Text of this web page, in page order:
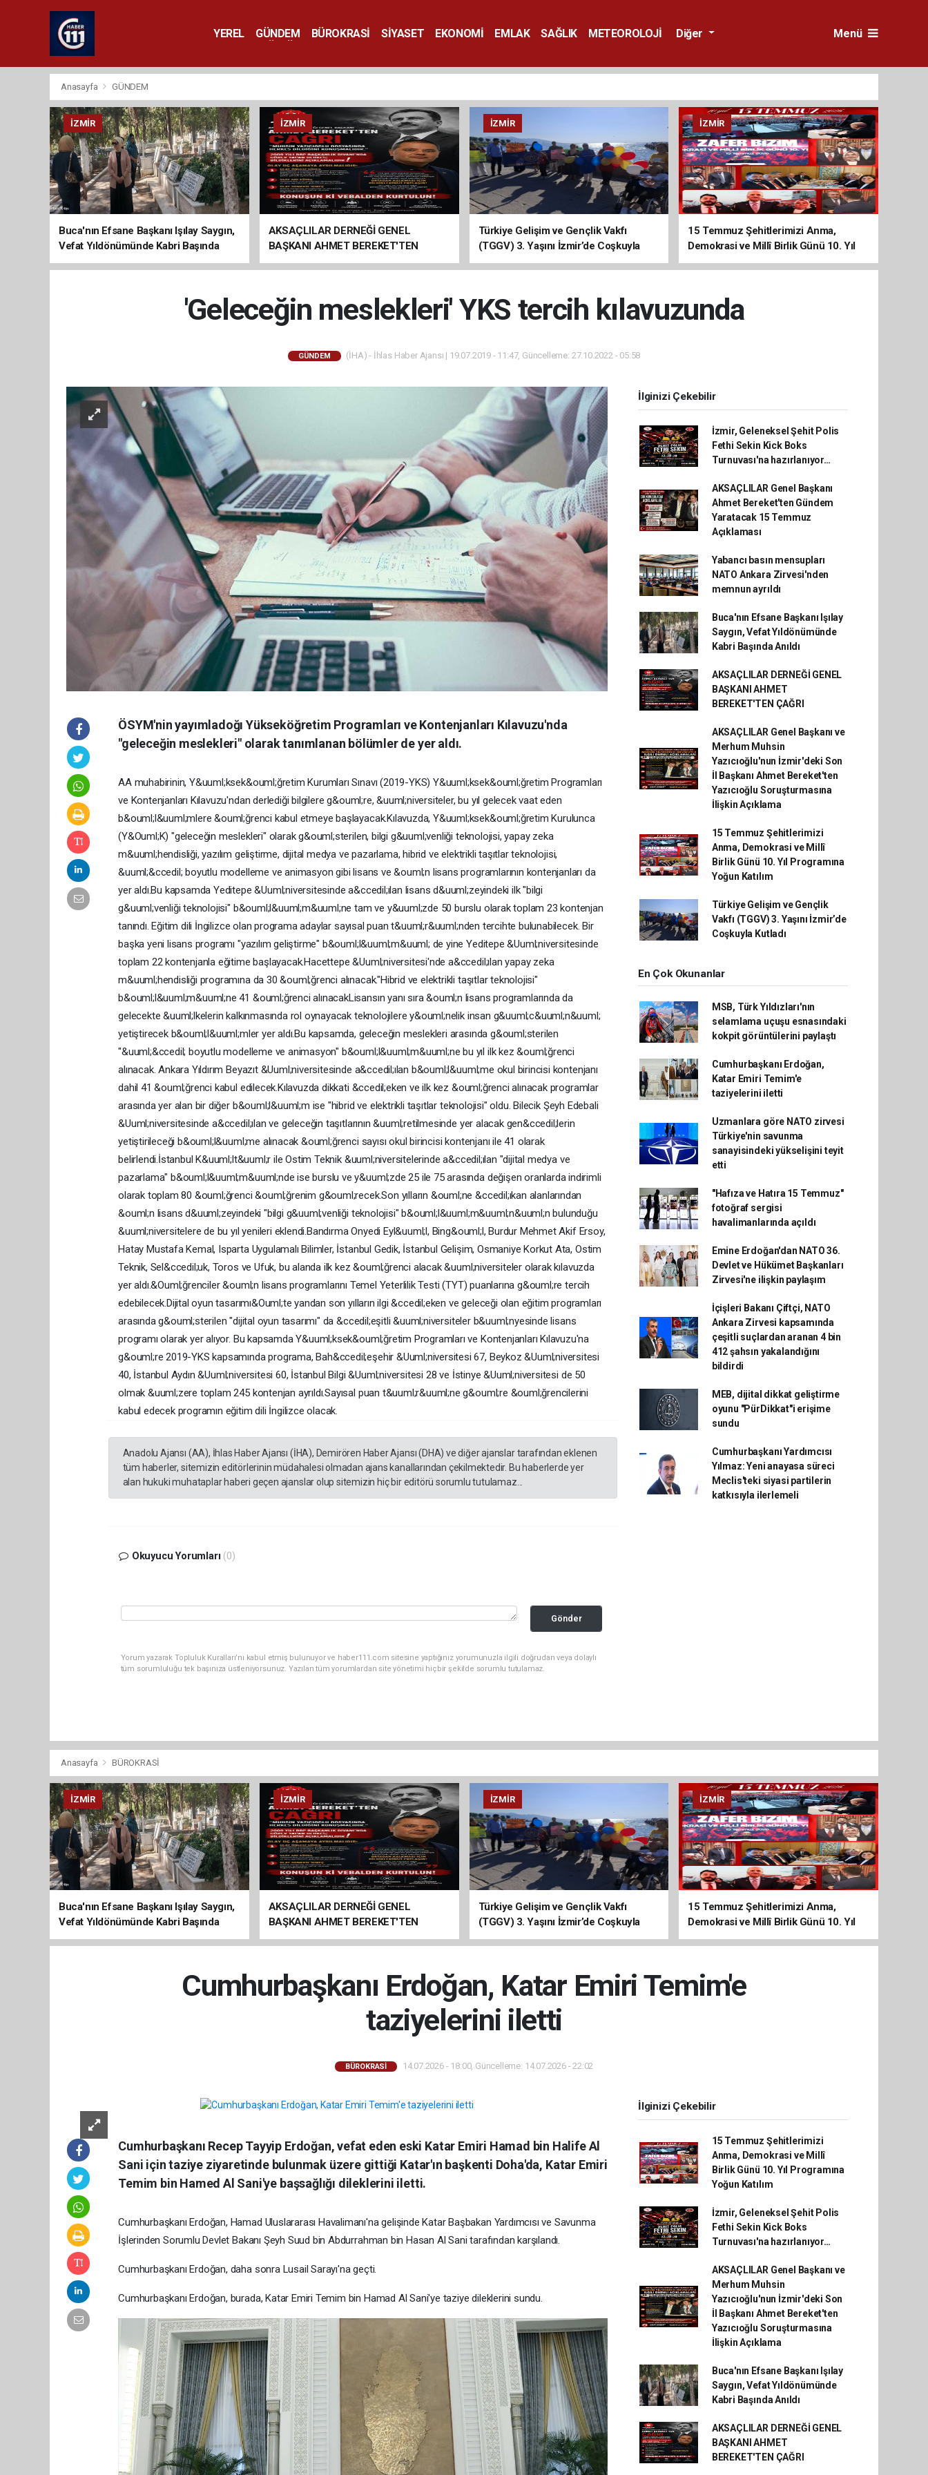
YEREL GÜNDEM BÜROKRASİ SİYASET EKONOMİ EMLAK SAĞLIK
METEOROLOJİ
Diğer Menü
Anasayfa GÜNDEM
İZMIR
Buca'nın Efsane Başkanı Işılay Saygın,
Vefat Yıldönümünde Kabri Başında
Anıldı
İZMIR
AKSAÇLILAR DERNEĞİ GENEL
BAŞKANI AHMET BEREKET'TEN
ÇAĞRI
İZMIR
Türkiye Gelişim ve Gençlik Vakfı
(TGGV) 3. Yaşını İzmir’de Coşkuyla
Kutladı
İZMIR
15 Temmuz Şehitlerimizi Anma,
Demokrasi ve Millî Birlik Günü 10. Yıl
Programına Yoğun Katılım
'Geleceğin meslekleri' YKS tercih kılavuzunda
GÜNDEM (İHA) - İhlas Haber Ajansı | 19.07.2019 - 11:47, Güncelleme: 27.10.2022 - 05:58
ÖSYM'nin yayımladoğı Yükseköğretim Programları ve Kontenjanları Kılavuzu'nda
"geleceğin meslekleri" olarak tanımlanan bölümler de yer aldı.
AA muhabirinin, Y&uuml;ksek&ouml;ğretim Kurumları Sınavı (2019-YKS) Y&uuml;ksek&ouml;ğretim Programları
ve Kontenjanları Kılavuzu'ndan derlediği bilgilere g&ouml;re, &uuml;niversiteler, bu yıl gelecek vaat eden
b&ouml;l&uuml;mlere &ouml;ğrenci kabul etmeye başlayacak.Kılavuzda, Y&uuml;ksek&ouml;ğretim Kurulunca
(Y&Ouml;K) "geleceğin meslekleri" olarak g&ouml;sterilen, bilgi g&uuml;venliği teknolojisi, yapay zeka
m&uuml;hendisliği, yazılım geliştirme, dijital medya ve pazarlama, hibrid ve elektrikli taşıtlar teknolojisi,
&uuml;&ccedil; boyutlu modelleme ve animasyon gibi lisans ve &ouml;n lisans programlarının kontenjanları da
yer aldı.Bu kapsamda Yeditepe &Uuml;niversitesinde a&ccedil;ılan lisans d&uuml;zeyindeki ilk "bilgi
g&uuml;venliği teknolojisi" b&ouml;l&uuml;m&uuml;ne tam ve y&uuml;zde 50 burslu olarak toplam 23 kontenjan
tanındı. Eğitim dili İngilizce olan programa adaylar sayısal puan t&uuml;r&uuml;nden tercihte bulunabilecek. Bir
başka yeni lisans programı "yazılım geliştirme" b&ouml;l&uuml;m&uuml; de yine Yeditepe &Uuml;niversitesinde
toplam 22 kontenjanla eğitime başlayacak.Hacettepe &Uuml;niversitesi'nde a&ccedil;ılan yapay zeka
m&uuml;hendisliği programına da 30 &ouml;ğrenci alınacak."Hibrid ve elektrikli taşıtlar teknolojisi"
b&ouml;l&uuml;m&uuml;ne 41 &ouml;ğrenci alınacakLisansın yanı sıra &ouml;n lisans programlarında da
gelecekte &uuml;lkelerin kalkınmasında rol oynayacak teknolojilere y&ouml;nelik insan g&uuml;c&uuml;n&uuml;
yetiştirecek b&ouml;l&uuml;mler yer aldı.Bu kapsamda, geleceğin meslekleri arasında g&ouml;sterilen
"&uuml;&ccedil; boyutlu modelleme ve animasyon" b&ouml;l&uuml;m&uuml;ne bu yıl ilk kez &ouml;ğrenci
alınacak. Ankara Yıldırım Beyazıt &Uuml;niversitesinde a&ccedil;ılan b&ouml;l&uuml;me okul birincisi kontenjanı
dahil 41 &ouml;ğrenci kabul edilecek.Kılavuzda dikkati &ccedil;eken ve ilk kez &ouml;ğrenci alınacak programlar
arasında yer alan bir diğer b&ouml;l&uuml;m ise "hibrid ve elektrikli taşıtlar teknolojisi" oldu. Bilecik Şeyh Edebali
&Uuml;niversitesinde a&ccedil;ılan ve geleceğin taşıtlarının &uuml;retilmesinde yer alacak gen&ccedil;lerin
yetiştirileceği b&ouml;l&uuml;me alınacak &ouml;ğrenci sayısı okul birincisi kontenjanı ile 41 olarak
belirlendi.İstanbul K&uuml;lt&uuml;r ile Ostim Teknik &uuml;niversitelerinde a&ccedil;ılan "dijital medya ve
pazarlama" b&ouml;l&uuml;m&uuml;nde ise burslu ve y&uuml;zde 25 ile 75 arasında değişen oranlarda indirimli
olarak toplam 80 &ouml;ğrenci &ouml;ğrenim g&ouml;recek.Son yılların &ouml;ne &ccedil;ıkan alanlarından
&ouml;n lisans d&uuml;zeyindeki "bilgi g&uuml;venliği teknolojisi" b&ouml;l&uuml;m&uuml;n&uuml;n bulunduğu
&uuml;niversitelere de bu yıl yenileri eklendi.Bandırma Onyedi Eyl&uuml;l, Bing&ouml;l, Burdur Mehmet Akif Ersoy,
Hatay Mustafa Kemal, Isparta Uygulamalı Bilimler, İstanbul Gedik, İstanbul Gelişim, Osmaniye Korkut Ata, Ostim
Teknik, Sel&ccedil;uk, Toros ve Ufuk, bu alanda ilk kez &ouml;ğrenci alacak &uuml;niversiteler olarak kılavuzda
yer aldı.&Ouml;ğrenciler &ouml;n lisans programlarını Temel Yeterlilik Testi (TYT) puanlarına g&ouml;re tercih
edebilecek.Dijital oyun tasarımı&Ouml;te yandan son yılların ilgi &ccedil;eken ve geleceği olan eğitim programları
arasında g&ouml;sterilen "dijital oyun tasarımı" da &ccedil;eşitli &uuml;niversiteler b&uuml;nyesinde lisans
programı olarak yer alıyor. Bu kapsamda Y&uuml;ksek&ouml;ğretim Programları ve Kontenjanları Kılavuzu'na
g&ouml;re 2019-YKS kapsamında programa, Bah&ccedil;eşehir &Uuml;niversitesi 67, Beykoz &Uuml;niversitesi
40, İstanbul Aydın &Uuml;niversitesi 60, İstanbul Bilgi &Uuml;niversitesi 28 ve İstinye &Uuml;niversitesi de 50
olmak &uuml;zere toplam 245 kontenjan ayrıldı.Sayısal puan t&uuml;r&uuml;ne g&ouml;re &ouml;ğrencilerini
kabul edecek programın eğitim dili İngilizce olacak.
Anadolu Ajansı (AA), İhlas Haber Ajansı (İHA), Demirören Haber Ajansı (DHA) ve diğer ajanslar tarafından eklenen
tüm haberler, sitemizin editörlerinin müdahalesi olmadan ajans kanallarından çekilmektedir. Bu haberlerde yer
alan hukuki muhataplar haberi geçen ajanslar olup sitemizin hiç bir editörü sorumlu tutulamaz...
Okuyucu Yorumları (0)
Gönder
Yorum yazarak Topluluk Kuralları’nı kabul etmiş bulunuyor ve haber111.com sitesine yaptığınız yorumunuzla ilgili doğrudan veya dolaylı
tüm sorumluluğu tek başınıza üstleniyorsunuz. Yazılan tüm yorumlardan site yönetimi hiçbir şekilde sorumlu tutulamaz.
İlginizi Çekebilir
İzmir, Geleneksel Şehit Polis
Fethi Sekin Kick Boks
Turnuvası'na hazırlanıyor…
AKSAÇLILAR Genel Başkanı
Ahmet Bereket'ten Gündem
Yaratacak 15 Temmuz
Açıklaması
Yabancı basın mensupları
NATO Ankara Zirvesi'nden
memnun ayrıldı
Buca'nın Efsane Başkanı Işılay
Saygın, Vefat Yıldönümünde
Kabri Başında Anıldı
AKSAÇLILAR DERNEĞİ GENEL
BAŞKANI AHMET
BEREKET'TEN ÇAĞRI
AKSAÇLILAR Genel Başkanı ve
Merhum Muhsin
Yazıcıoğlu'nun İzmir'deki Son
İl Başkanı Ahmet Bereket'ten
Yazıcıoğlu Soruşturmasına
İlişkin Açıklama
15 Temmuz Şehitlerimizi
Anma, Demokrasi ve Millî
Birlik Günü 10. Yıl Programına
Yoğun Katılım
Türkiye Gelişim ve Gençlik
Vakfı (TGGV) 3. Yaşını İzmir’de
Coşkuyla Kutladı
En Çok Okunanlar
MSB, Türk Yıldızları'nın
selamlama uçuşu esnasındaki
kokpit görüntülerini paylaştı
Cumhurbaşkanı Erdoğan,
Katar Emiri Temim'e
taziyelerini iletti
Uzmanlara göre NATO zirvesi
Türkiye'nin savunma
sanayisindeki yükselişini teyit
etti
"Hafıza ve Hatıra 15 Temmuz"
fotoğraf sergisi
havalimanlarında açıldı
Emine Erdoğan'dan NATO 36.
Devlet ve Hükümet Başkanları
Zirvesi'ne ilişkin paylaşım
İçişleri Bakanı Çiftçi, NATO
Ankara Zirvesi kapsamında
çeşitli suçlardan aranan 4 bin
412 şahsın yakalandığını
bildirdi
MEB, dijital dikkat geliştirme
oyunu "PürDikkat"i erişime
sundu
Cumhurbaşkanı Yardımcısı
Yılmaz: Yeni anayasa süreci
Meclis'teki siyasi partilerin
katkısıyla ilerlemeli
Anasayfa BÜROKRASİ
İZMIR
Buca'nın Efsane Başkanı Işılay Saygın,
Vefat Yıldönümünde Kabri Başında
Anıldı
İZMIR
AKSAÇLILAR DERNEĞİ GENEL
BAŞKANI AHMET BEREKET'TEN
ÇAĞRI
İZMIR
Türkiye Gelişim ve Gençlik Vakfı
(TGGV) 3. Yaşını İzmir’de Coşkuyla
Kutladı
İZMIR
15 Temmuz Şehitlerimizi Anma,
Demokrasi ve Millî Birlik Günü 10. Yıl
Programına Yoğun Katılım
Cumhurbaşkanı Erdoğan, Katar Emiri Temim'e
taziyelerini iletti
BÜROKRASİ 14.07.2026 - 18:00, Güncelleme: 14.07.2026 - 22:02
Cumhurbaşkanı Recep Tayyip Erdoğan, vefat eden eski Katar Emiri Hamad bin Halife Al
Sani için taziye ziyaretinde bulunmak üzere gittiği Katar'ın başkenti Doha'da, Katar Emiri
Temim bin Hamed Al Sani'ye başsağlığı dileklerini iletti.
Cumhurbaşkanı Erdoğan, Hamad Uluslararası Havalimanı'na gelişinde Katar Başbakan Yardımcısı ve Savunma
İşlerinden Sorumlu Devlet Bakanı Şeyh Suud bin Abdurrahman bin Hasan Al Sani tarafından karşılandı.
Cumhurbaşkanı Erdoğan, daha sonra Lusail Sarayı'na geçti.
Cumhurbaşkanı Erdoğan, burada, Katar Emiri Temim bin Hamad Al Sani'ye taziye dileklerini sundu.
İlginizi Çekebilir
15 Temmuz Şehitlerimizi
Anma, Demokrasi ve Millî
Birlik Günü 10. Yıl Programına
Yoğun Katılım
İzmir, Geleneksel Şehit Polis
Fethi Sekin Kick Boks
Turnuvası'na hazırlanıyor…
AKSAÇLILAR Genel Başkanı ve
Merhum Muhsin
Yazıcıoğlu'nun İzmir'deki Son
İl Başkanı Ahmet Bereket'ten
Yazıcıoğlu Soruşturmasına
İlişkin Açıklama
Buca'nın Efsane Başkanı Işılay
Saygın, Vefat Yıldönümünde
Kabri Başında Anıldı
AKSAÇLILAR DERNEĞİ GENEL
BAŞKANI AHMET
BEREKET'TEN ÇAĞRI